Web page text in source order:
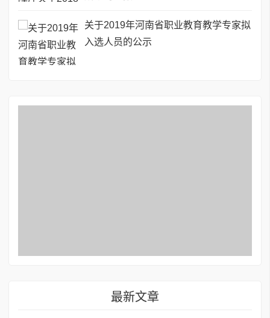
关于2019年河南省职业教育教学专家拟
入选人员的公示
最新文章